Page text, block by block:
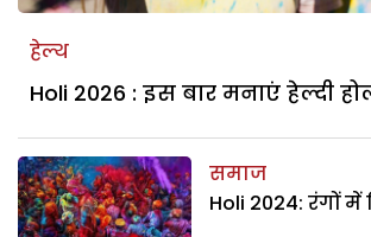
हेल्थ
Holi 2026 : इस बार मनाएं हेल्दी
समाज
Holi 2024: रंगों में